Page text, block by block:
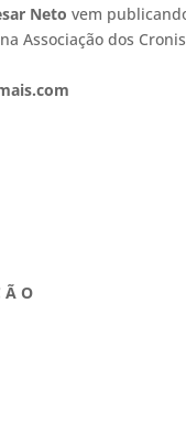
Netovem
Associação dos
Ã O